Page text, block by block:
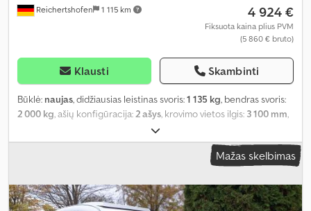
Reichertshofen 1 115 km 4 924 €
Fiksuota kaina plius PVM
(5 860 € bruto)
Klausti Skambinti
Būklė: naujas, didžiausias leistinas svoris:1 135 kg, bendras svoris:
2 000 kg, ašių konfigūracija:2 ašys, krovimo vietos ilgis: 3 100 mm,
1 740 mm, krovos erdvės aukštis:
mm,
Mažas skelbimas